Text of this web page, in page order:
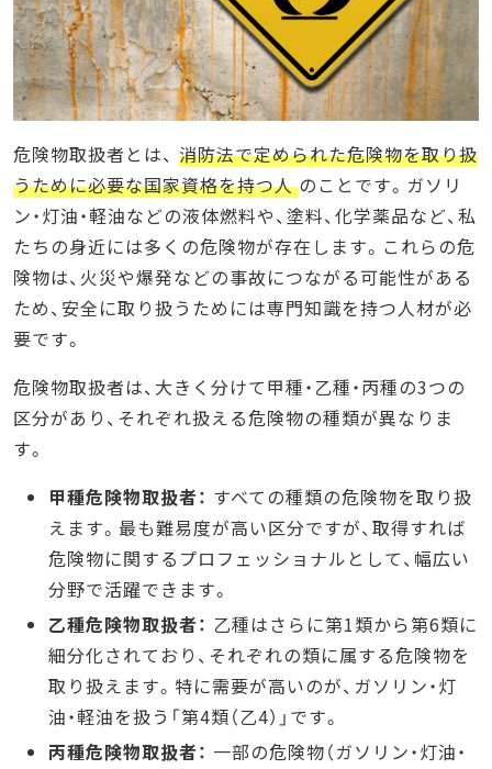
危険物取扱者とは、 消防法で定められた危険物を取り扱
うために必要な国家資格を持つ人のことです。ガソリ
ン・灯油・軽油などの液体燃料や、塗料、化学薬品など、私
たちの身近には多くの危険物が存在します。これらの危
険物は、火災や爆発などの事故につながる可能性がある
ため、安全に取り扱うためには専門知識を持つ人材が必
要です。
危険物取扱者は、大きく分けて甲種・乙種・丙種の3つの
区分があり、それぞれ扱える危険物の種類が異なりま
す。
甲種危険物取扱者： すべての種類の危険物を取り扱
えます。最も難易度が高い区分ですが、取得すれば
危険物に関するプロフェッショナルとして、幅広い
分野で活躍できます。
乙種危険物取扱者： 乙種はさらに第1類から第6類に
細分化されており、それぞれの類に属する危険物を
取り扱えます。特に需要が高いのが、ガソリン・灯
油・軽油を扱う「第4類（乙4）」です。
丙種危険物取扱者： 一部の危険物（ガソリン・灯油・